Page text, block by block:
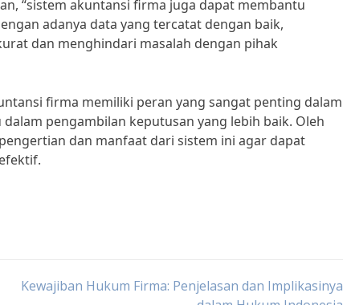
“sistem akuntansi firma juga dapat membantu
adanya data yang tercatat dengan baik,
dan menghindari masalah dengan pihak
firma memiliki peran yang sangat penting dalam
pengambilan keputusan yang lebih baik. Oleh
dan manfaat dari sistem ini agar dapat
Kewajiban Hukum Firma: Penjelasan dan Implikasinya